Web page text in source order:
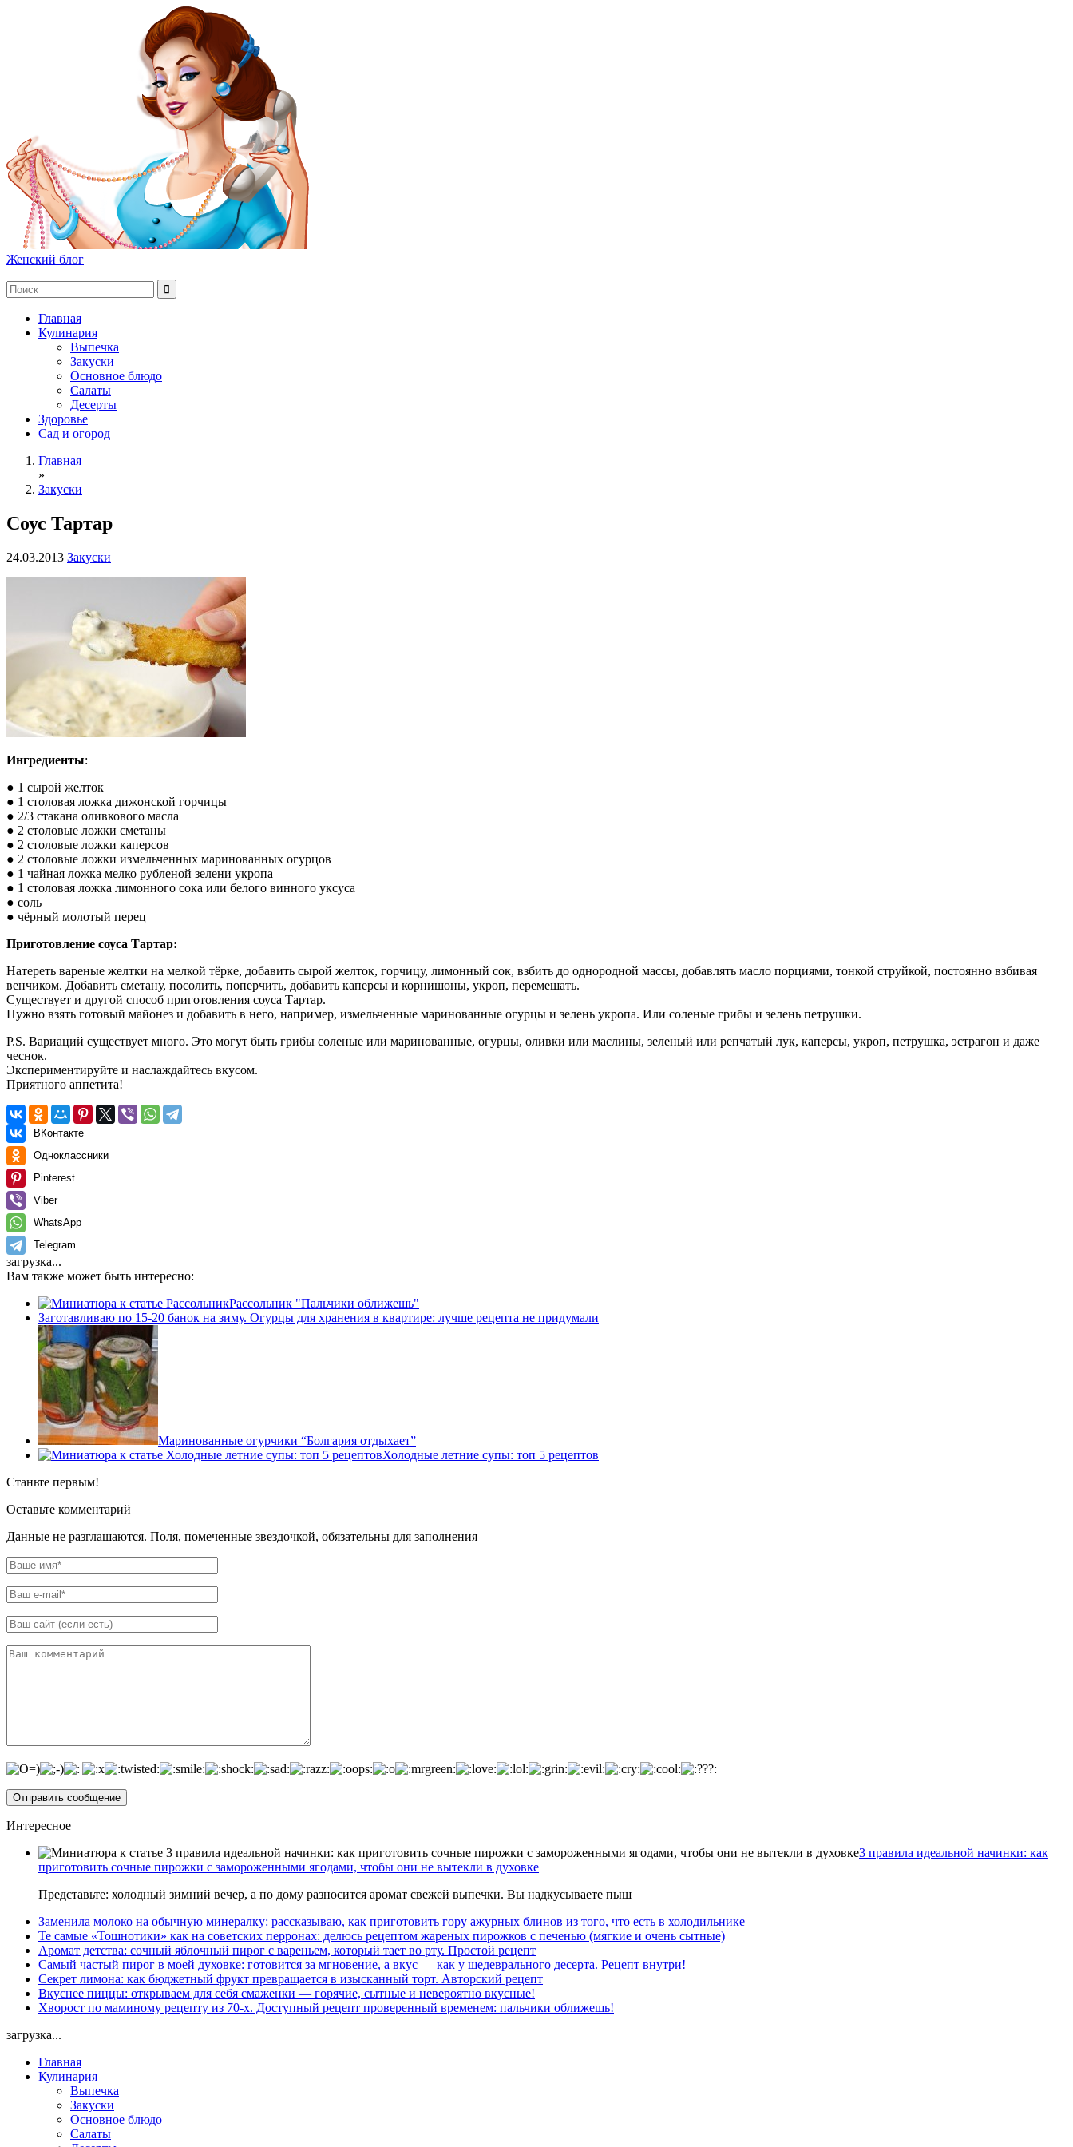
Женский блог
Главная
Кулинария
Выпечка
Закуски
Основное блюдо
Салаты
Десерты
Здоровье
Сад и огород
Главная
»
Закуски
Соус Тартар
24.03.2013 Закуски
Ингредиенты:
● 1 сырой желток
● 1 столовая ложка дижонской горчицы
● 2/3 стакана оливкового масла
● 2 столовые ложки сметаны
● 2 столовые ложки каперсов
● 2 столовые ложки измельченных маринованных огурцов
● 1 чайная ложка мелко рубленой зелени укропа
● 1 столовая ложка лимонного сока или белого винного уксуса
● соль
● чёрный молотый перец
Приготовление соуса Тартар:
Натереть вареные желтки на мелкой тёрке, добавить сырой желток, горчицу, лимонный сок, взбить до однородной массы, добавлять масло порциями, тонкой струйкой, постоянно взбивая
венчиком. Добавить сметану, посолить, поперчить, добавить каперсы и корнишоны, укроп, перемешать.
Существует и другой способ приготовления соуса Тартар.
Нужно взять готовый майонез и добавить в него, например, измельченные маринованные огурцы и зелень укропа. Или соленые грибы и зелень петрушки.
P.S. Вариаций существует много. Это могут быть грибы соленые или маринованные, огурцы, оливки или маслины, зеленый или репчатый лук, каперсы, укроп, петрушка, эстрагон и даже
чеснок.
Экспериментируйте и наслаждайтесь вкусом.
Приятного аппетита!
ВКонтакте
Одноклассники
Pinterest
Viber
WhatsApp
Telegram
загрузка...
Вам также может быть интересно:
Рассольник "Пальчики оближешь"
Заготавливаю по 15-20 банок на зиму. Огурцы для хранения в квартире: лучше рецепта не придумали
Маринованные огурчики “Болгария отдыхает”
Холодные летние супы: топ 5 рецептов
Станьте первым!
Оставьте комментарий
Данные не разглашаются. Поля, помеченные звездочкой, обязательны для заполнения
Интересное
3 правила идеальной начинки: как
приготовить сочные пирожки с замороженными ягодами, чтобы они не вытекли в духовке
Представьте: холодный зимний вечер, а по дому разносится аромат свежей выпечки. Вы надкусываете пыш
Заменила молоко на обычную минералку: рассказываю, как приготовить гору ажурных блинов из того, что есть в холодильнике
Те самые «Тошнотики» как на советских перронах: делюсь рецептом жареных пирожков с печенью (мягкие и очень сытные)
Аромат детства: сочный яблочный пирог с вареньем, который тает во рту. Простой рецепт
Самый частый пирог в моей духовке: готовится за мгновение, а вкус — как у шедеврального десерта. Рецепт внутри!
Секрет лимона: как бюджетный фрукт превращается в изысканный торт. Авторский рецепт
Вкуснее пиццы: открываем для себя смаженки — горячие, сытные и невероятно вкусные!
Хворост по маминому рецепту из 70-х. Доступный рецепт проверенный временем: пальчики оближешь!
загрузка...
Главная
Кулинария
Выпечка
Закуски
Основное блюдо
Салаты